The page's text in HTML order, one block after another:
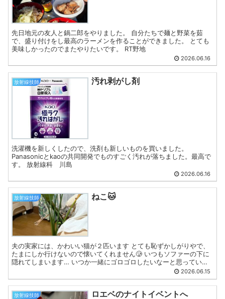
先日地元の友人と鍋二郎をやりました。 自分たちで麺と野菜を茹
で、盛り付けをし最高のラーメンを作ることができました。 とても
美味しかったのでまたやりたいです。 RT野地
2026.06.16
放射線技師 汚れ剥がし剤
洗濯機を新しくしたので、洗剤も新しいものを買いました。
Panasonicとkaoの共同開発でものすごく汚れが落ちました。最高で
す。 放射線科 川島
2026.06.16
放射線技師 ねこ🐱
夫の実家には、かわいい猫が２匹います とても恥ずかしがりやで、
たまにしか行けないので懐いてくれません🥲 いつもソファーの下に
隠れてしまいます… いつか一緒にゴロゴロしたいなーと思っていま
2026.06.15
放射線技師 ロエベのナイトイベントへ